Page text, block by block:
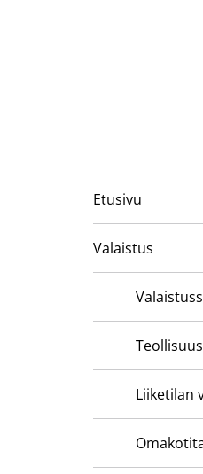
Etusivu
Valaistus
Liiketilan